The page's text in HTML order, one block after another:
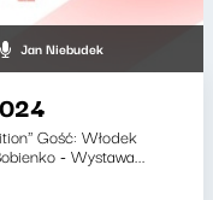
Jan Niebudek
Gość: Włodek
- Wystawa...